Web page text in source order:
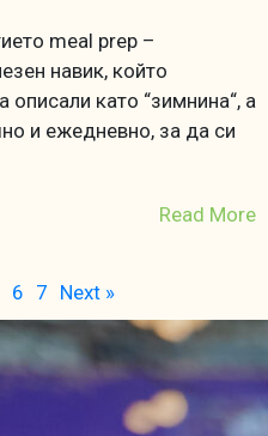
meal prep –
навик, който
като “зимнина“, а
и ежедневно, за да си
Read More
6 7 Next »